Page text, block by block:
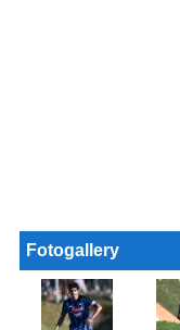
Fotogallery